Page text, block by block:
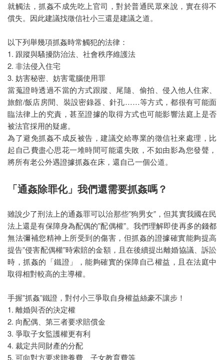
日本外遇蒐證調查
名人外遇事件-外遇蒐證
婚前徵信
感情挽回
設計離婚
萬事屋
租霸驅離
就觸法，抓姦不成先吃上官司，對於普通民眾來說，實在得不
償失。因此建議找徵信社小三還是建議之道。
以下列舉幾項抓姦時常觸犯的法律：
1. 跟蹤與騷擾防治法、社會秩序維護法
2. 非法侵入住宅
3. 妨害秘密、妨害電腦使用罪
當蒐證時透過不當的方式跟蹤、尾隨、偷拍、侵入他人住家、
旅館/飯店房間、裝設密錄器、針孔……等方式，都很有可能面
臨法律上的究責，甚至證據的取得方式也可能影響法庭上是否
被法官採用的疑慮。
為了避免抓姦不成反被告，建議交給專業的徵信社來處理，比
起自己費盡心思花一堆時間可能還失敗，不如由影為您發聲，
將所有老公外遇證據抓姦在床，還自己一個公道。
「通姦除罪化」我們還需要抓姦嗎？
雖說少了刑法上的通姦罪可以治那些”狗男女”，但其實我國在民
法上還是有保障身為配偶的”配偶權”。我們理解即使再多的錢都
無法彌補您精神上所受到的傷害，但抓姦的證據確實能夠提高
提告”侵害配偶權”時索賠的金額，且在後續提出離婚協議、訴訟
時，抓姦的「鐵證」，能夠確實的保障自己權益，且在法庭中
取得相對較高的主導權。
手握”抓姦”鐵證，對付小三爭取自身權益絲豪不讓步！
1. 離婚與否的決定權
2. 向配偶、第三者要求賠償金
3. 爭取子女監護權更有利
4. 裁定共同財產的分配
5. 可向對方要求贍養費、子女教育費等